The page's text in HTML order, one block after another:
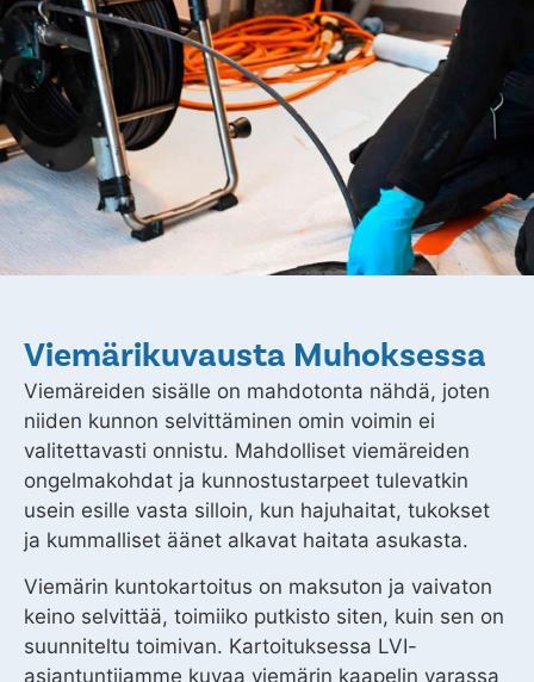
Viemärikuvausta Muhoksessa
Viemäreiden sisälle on mahdotonta nähdä, joten
niiden kunnon selvittäminen omin voimin ei
valitettavasti onnistu. Mahdolliset viemäreiden
ongelmakohdat ja kunnostustarpeet tulevatkin
usein esille vasta silloin, kun hajuhaitat, tukokset
ja kummalliset äänet alkavat haitata asukasta.
Viemärin kuntokartoitus on maksuton ja vaivaton
keino selvittää, toimiiko putkisto siten, kuin sen on
suunniteltu toimivan. Kartoituksessa LVI-
asiantuntijamme kuvaa viemärin kaapelin varassa